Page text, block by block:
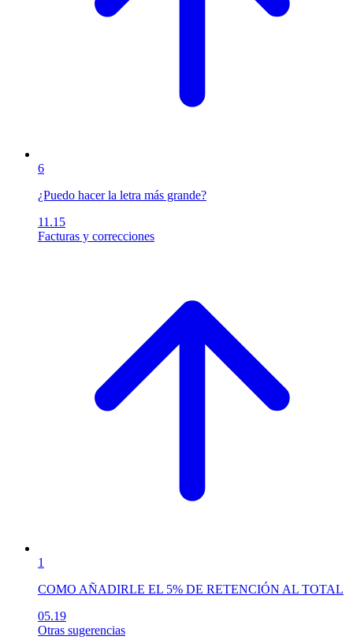
6
¿Puedo hacer la letra más grande?
11.15
Facturas y correcciones
1
COMO AÑADIRLE EL 5% DE RETENCIÓN AL TOTAL
05.19
Otras sugerencias